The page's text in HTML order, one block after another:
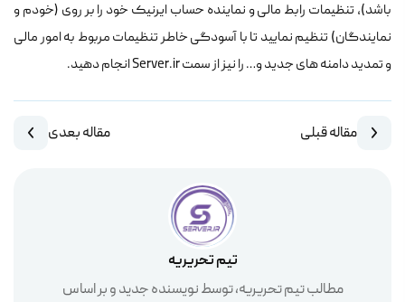
باشد)، تنظیمات رابط مالی و نماینده حساب ایرنیک خود را بر روی (خودم و
نمایندگان) تنظیم نمایید تا با آسودگی خاطر تنظیمات مربوط به امور مالی
و تمدید دامنه های جدید و… را نیز از سمت Server.ir انجام دهید.
مقاله قبلی مقاله بعدی
تیم تحریریه
مطالب تیم تحریریه، توسط نویسنده جدید و بر اساس